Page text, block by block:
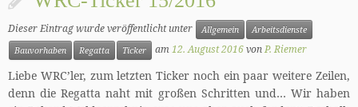
Dieser Eintrag wurde veröffentlicht unter Allgemein
Arbeitsdienste
Bauvorhaben
Regatta Ticker am12. August 2016vonP. Riemer
Liebe WRC’ler, zum letzten Ticker noch ein paar weitere Zeilen,
denn die Regatta naht mit großen Schritten und… Wir haben